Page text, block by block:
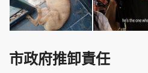
市政府推卸責任